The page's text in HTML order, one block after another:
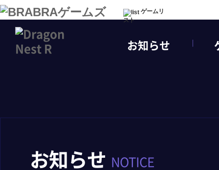
ゲームリ
スト
お知らせ
お知らせ NOTICE